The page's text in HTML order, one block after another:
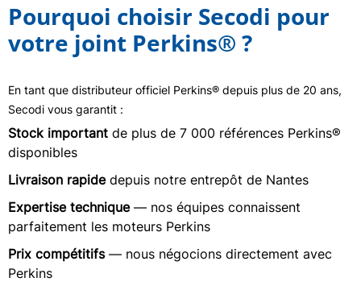
Pourquoi choisir Secodi pour
votre joint Perkins® ?
En tant que distributeur officiel Perkins® depuis plus de 20 ans,
Secodi vous garantit :
Stock important de plus de 7 000 références Perkins®
disponibles
Livraison rapidedepuis notre entrepôt de Nantes
Expertise technique— nos équipes connaissent
parfaitement les moteurs Perkins
Prix compétitifs— nous négocions directement avec
Perkins